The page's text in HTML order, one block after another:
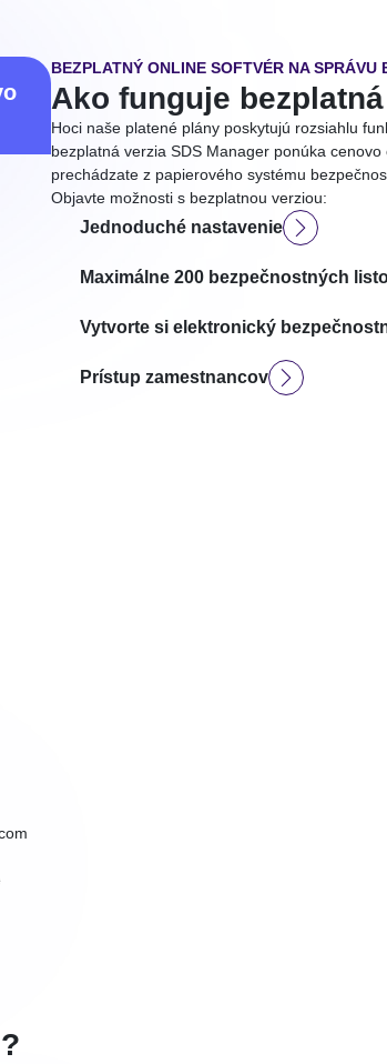
BEZPLATNÝ ONLINE SOFTVÉR NA SPRÁVU
Ako funguje
Hoci naše platené plány poskytujú rozsiahlu
bezplatná verzia SDS Manager ponúka
prechádzate z papierového systému
Objavte možnosti s bezplatnou verziou:
Jednoduché nastavenie
Maximálne 200 bezpečnostných
Vytvorte si elektronický
Prístup zamestnancov